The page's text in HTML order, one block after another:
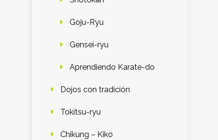
Goju-Ryu
Gensei-ryu
Aprendiendo Karate-do
Dojos con tradición
Tokitsu-ryu
Chikung – Kiko